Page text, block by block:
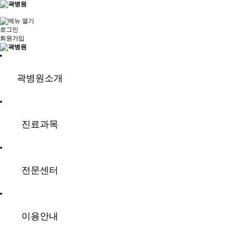
로그인
회원가입
곽병원소개
진료과목
전문센터
이용안내